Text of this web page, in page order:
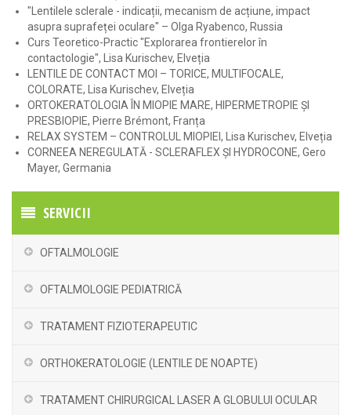
"Lentilele sclerale - indicații, mecanism de acțiune, impact
asupra suprafeței oculare" – Olga Ryabenco, Russia
Curs Teoretico-Practic "Explorarea frontierelor în
contactologie", Lisa Kurischev, Elveția
LENTILE DE CONTACT MOI – TORICE, MULTIFOCALE,
COLORATE, Lisa Kurischev, Elveția
ORTOKERATOLOGIA ÎN MIOPIE MARE, HIPERMETROPIE ȘI
PRESBIOPIE, Pierre Brémont, Franța
RELAX SYSTEM – CONTROLUL MIOPIEI, Lisa Kurischev, Elveția
CORNEEA NEREGULATĂ - SCLERAFLEX ȘI HYDROCONE, Gero
Mayer, Germania
SERVICII
OFTALMOLOGIE
OFTALMOLOGIE PEDIATRICĂ
TRATAMENT FIZIOTERAPEUTIC
ORTHOKERATOLOGIE (LENTILE DE NOAPTE)
TRATAMENT CHIRURGICAL LASER A GLOBULUI OCULAR